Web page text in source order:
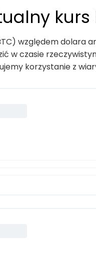
kurs
względem dolara
w czasie
korzystanie z